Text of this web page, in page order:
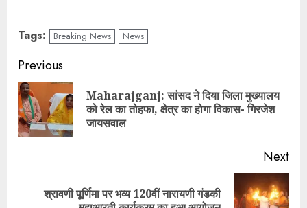
Tags: Breaking News News
Continue
Reading
Previous
Maharajganj: सांसद ने दिया जिला मुख्यालय
को रेल का तोहफा, क्षेत्र का होगा विकास- गिरजेश
जायसवाल
Next
Nextश्रावणी पूर्णिमा पर भव्य 120वीं नारायणी गंडकी